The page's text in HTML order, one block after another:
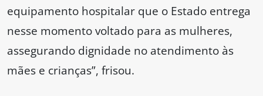
equipamento hospitalar que o Estado entrega
nesse momento voltado para as mulheres,
assegurando dignidade no atendimento às
mães e crianças”, frisou.